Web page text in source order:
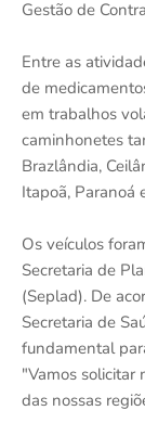
Gestão de
Entre as
de
em trabalhos
caminhonetes
Brazlândia,
Itapoã, Paranoá
Os veículos
Secretaria de
(Seplad). De
Secretaria de
fundamental
"Vamos solicitar
das nossas